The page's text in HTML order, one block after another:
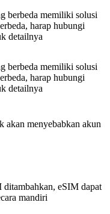
berbeda memiliki solusi
harap hubungi
detailnya
berbeda memiliki solusi
harap hubungi
detailnya
akan menyebabkan akun
ditambahkan, eSIM dapat
mandiri